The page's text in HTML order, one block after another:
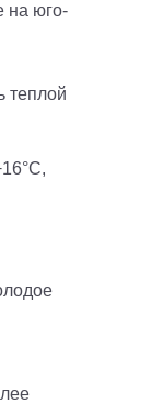
на юго-
теплой